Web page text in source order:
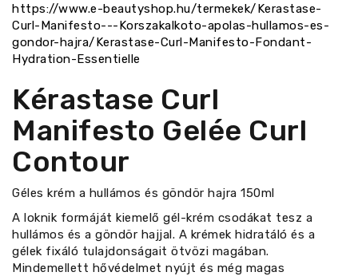
https://www.e-beautyshop.hu/termekek/Kerastase-
Curl-Manifesto---Korszakalkoto-apolas-hullamos-es-
gondor-hajra/Kerastase-Curl-Manifesto-Fondant-
Hydration-Essentielle
Kérastase Curl
Manifesto Gelée Curl
Contour
Géles krém a hullámos és göndör hajra 150ml
A loknik formáját kiemelő gél-krém csodákat tesz a
hullámos és a göndör hajjal. A krémek hidratáló és a
gélek fixáló tulajdonságait ötvözi magában.
Mindemellett hővédelmet nyújt és még magas